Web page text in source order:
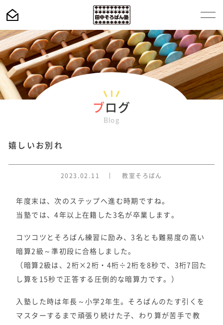
ブ ログ
Blog
嬉しいお別れ
2023.02.11 教室そろばん
年度末は、次のステップへ進む時期ですね。
当塾では、4年以上在籍した3名が卒業します。
コツコツとそろばん練習に励み、3名とも難易度の高い
暗算2級～準初段に合格しました。
（暗算2級は、2桁×2桁・4桁÷2桁を8秒で、3桁7回た
し算を15秒で正答する圧倒的な暗算力です。）
入塾した時は年長～小学2年生。そろばんのたす引くを
マスターするまで頑張り続けた子、わり算が苦手で教